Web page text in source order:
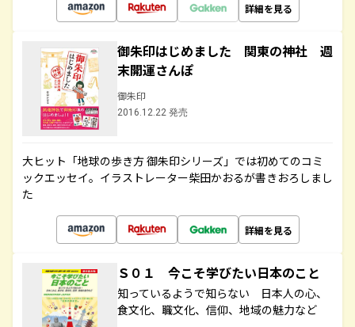
詳細を見る
御朱印はじめました 関東の神社 週
末開運さんぽ
御朱印
2016.12.22 発売
大ヒット「地球の歩き方 御朱印シリーズ」では初めてのコミ
ックエッセイ。イラストレーター柴田かおるが書きおろしまし
た
詳細を見る
Ｓ０１ 今こそ学びたい日本のこと
知っているようで知らない 日本人の心、
食文化、職文化、信仰、地域の魅力など